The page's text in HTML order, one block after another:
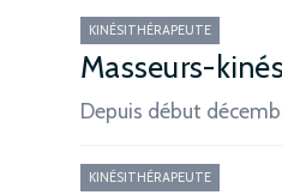
KINÉSITHÉRAPEUTE
Masseurs-
Depuis début
KINÉSITHÉRAPEUTE